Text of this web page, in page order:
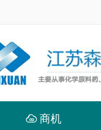
 商机